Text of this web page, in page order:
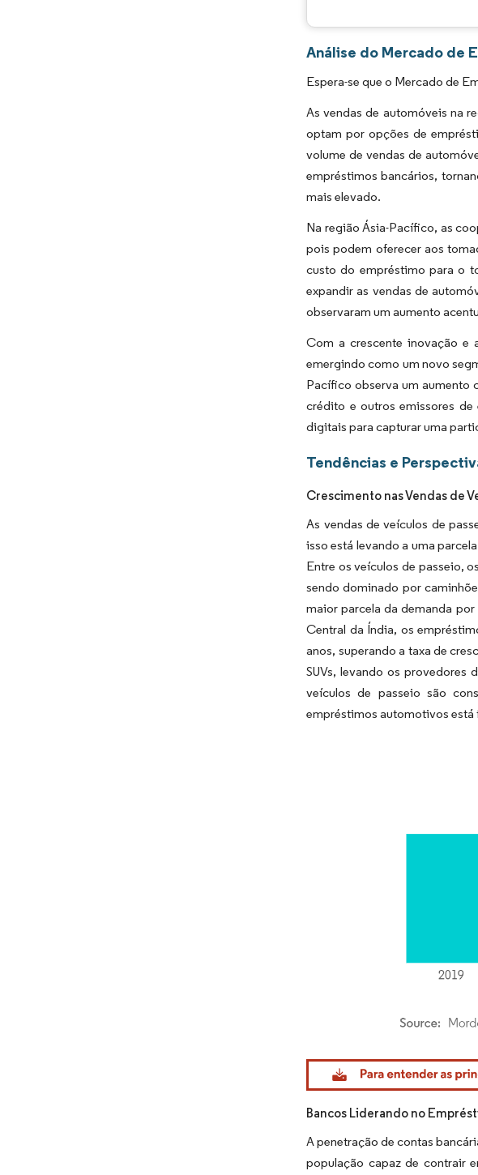
Análise do Mercado de
Espera-se que o Mercado de
As vendas de automóveis na
optam por opções de
volume de vendas de
empréstimos bancários,
mais elevado.
Na região Ásia-Pacífico, as
pois podem oferecer aos
custo do empréstimo para o
expandir as vendas de
observaram um aumento
Com a crescente inovação e
emergindo como um novo
Pacífico observa um aumento
crédito e outros emissores
digitais para capturar uma
Tendências e
Crescimento nas Vendas de
As vendas de veículos de
isso está levando a uma
Entre os veículos de passeio,
sendo dominado por
maior parcela da demanda
Central da Índia, os
anos, superando a taxa de
SUVs, levando os
veículos de passeio são
empréstimos automotivos está
Imagem © Mordor Intelligence. O
Bancos Liderando no
A penetração de contas
população capaz de contrair